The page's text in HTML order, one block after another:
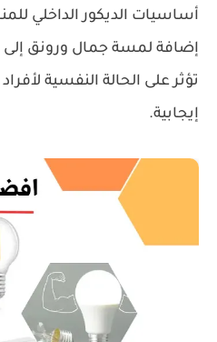
أساسيات الديكور الداخلي
إضافة لمسة جمال ورونق إلى
تؤثر على الحالة النفسية
إيجابية.